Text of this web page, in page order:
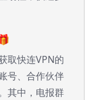
取快连VPN的
号、合作伙伴
其中，电报群